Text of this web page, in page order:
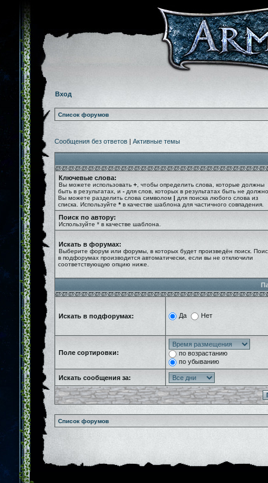
Вход
Список форумов
Сообщения без ответов | Активные темы
Ключевые слова:
Вы можете использовать + , чтобы определить слова, которые должны
быть в результатах, и - для слов, которых в результатах быть не
Вы можете разделить слова символом | для поиска любого слова из
списка. Используйте * в качестве шаблона для частичного совпадения.
Поиск по автору:
Используйте * в качестве шаблона.
Искать в форумах:
Выберите форум или форумы, в которых будет произведён поиск.
в подфорумах производится автоматически, если вы не отключили
соответствующую опцию ниже.
Искать в подфорумах: Да Нет
Поле сортировки:
по возрастанию
по убыванию
Искать сообщения за:
Список форумов